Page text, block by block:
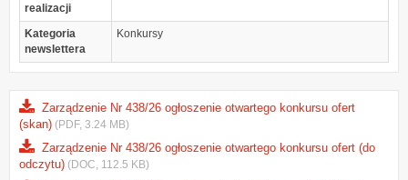
realizacji
Kategoria
newslettera
Konkursy
Zarządzenie Nr 438/26 ogłoszenie otwartego konkursu ofert
(skan) (PDF, 3.24 MB)
Zarządzenie Nr 438/26 ogłoszenie otwartego konkursu ofert (do
odczytu) (DOC, 112.5 KB)